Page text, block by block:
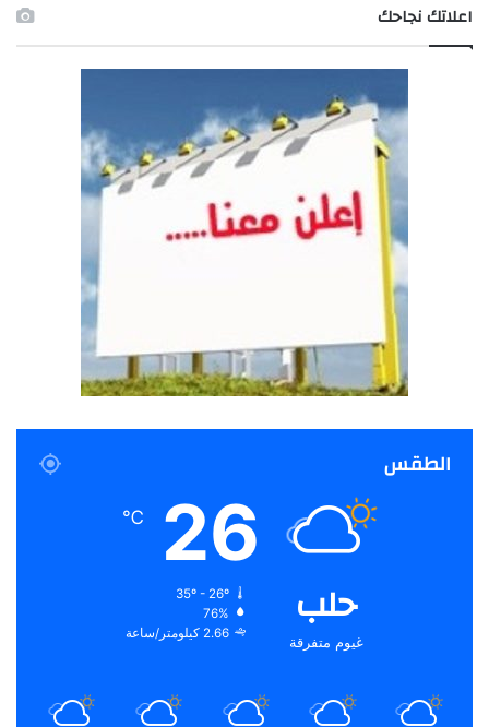
اعلاتك نجاحك
الطقس
حلب
غيوم متفرقة
26
℃
35º - 26º
76%
2.66 كيلومتر/ساعة